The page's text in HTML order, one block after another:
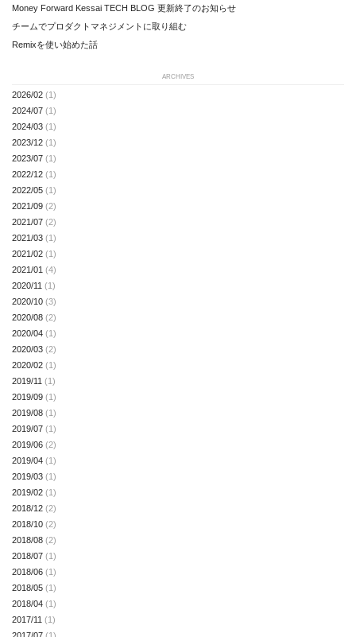
Money Forward Kessai TECH BLOG 更新終了のお知らせ
チームでプロダクトマネジメントに取り組む
Remixを使い始めた話
ARCHIVES
2026/02 (1)
2024/07 (1)
2024/03 (1)
2023/12 (1)
2023/07 (1)
2022/12 (1)
2022/05 (1)
2021/09 (2)
2021/07 (2)
2021/03 (1)
2021/02 (1)
2021/01 (4)
2020/11 (1)
2020/10 (3)
2020/08 (2)
2020/04 (1)
2020/03 (2)
2020/02 (1)
2019/11 (1)
2019/09 (1)
2019/08 (1)
2019/07 (1)
2019/06 (2)
2019/04 (1)
2019/03 (1)
2019/02 (1)
2018/12 (2)
2018/10 (2)
2018/08 (2)
2018/07 (1)
2018/06 (1)
2018/05 (1)
2018/04 (1)
2017/11 (1)